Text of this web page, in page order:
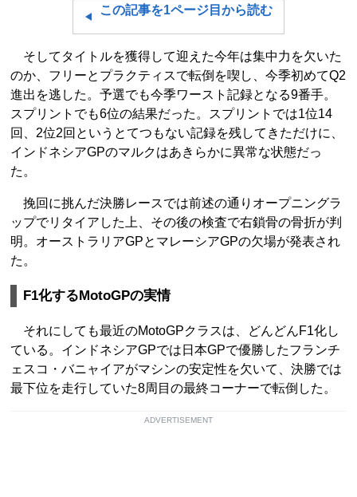
この記事を1ページ目から読む
そしてタイトルを獲得して迎えた今年は集中力を欠いた
のか、フリーとプラクティスで転倒を喫し、今季初めてQ2
進出を逃した。予選でも今季ワースト記録となる9番手。
スプリントでも6位の結果だった。スプリントでは1位14
回、2位2回というとてつもない記録を残してきただけに、
インドネシアGPのマルクはあきらかに異常な状態だっ
た。
挽回に挑んだ決勝レースでは前述の通りオープニングラ
ップでリタイアした上、その後の検査で右鎖骨の骨折が判
明。オーストラリアGPとマレーシアGPの欠場が発表され
た。
F1化するMotoGPの実情
それにしても最近のMotoGPクラスは、どんどんF1化し
ている。インドネシアGPでは日本GPで優勝したフランチ
ェスコ・バニャイアがマシンの安定性を欠いて、決勝では
最下位を走行していた8周目の最終コーナーで転倒した。
ADVERTISEMENT